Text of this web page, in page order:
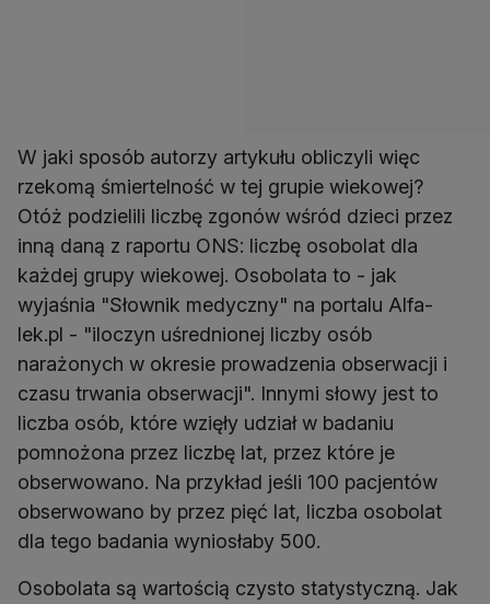
W jaki sposób autorzy artykułu obliczyli więc
rzekomą śmiertelność w tej grupie wiekowej?
Otóż podzielili liczbę zgonów wśród dzieci przez
inną daną z raportu ONS: liczbę osobolat dla
każdej grupy wiekowej. Osobolata to - jak
wyjaśnia "Słownik medyczny" na portalu Alfa-
lek.pl - "iloczyn uśrednionej liczby osób
narażonych w okresie prowadzenia obserwacji i
czasu trwania obserwacji". Innymi słowy jest to
liczba osób, które wzięły udział w badaniu
pomnożona przez liczbę lat, przez które je
obserwowano. Na przykład jeśli 100 pacjentów
obserwowano by przez pięć lat, liczba osobolat
dla tego badania wyniosłaby 500.
Osobolata są wartością czysto statystyczną. Jak